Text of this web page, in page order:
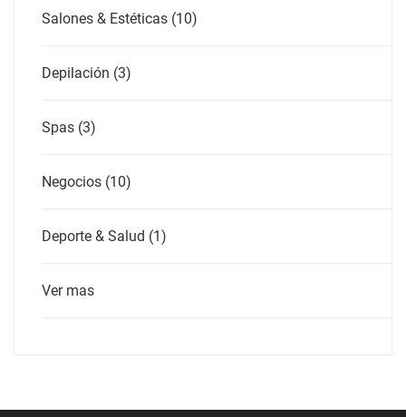
Salones & Estéticas (10)
Depilación (3)
Spas (3)
Negocios (10)
Deporte & Salud (1)
Ver mas